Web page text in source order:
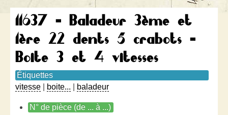
11637 - Baladeur 3ème et
1ère 22 dents 5 crabots -
Boite 3 et 4 vitesses
Étiquettes
vitesse
boite... baladeur
N° de pièce (de ... à ...)